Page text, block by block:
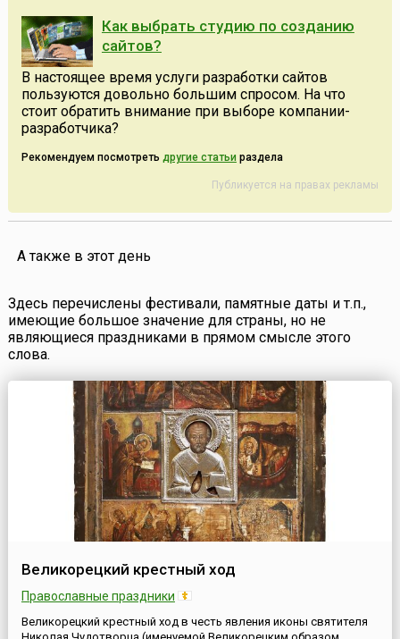
Как выбрать студию по созданию
сайтов?
В настоящее время услуги разработки сайтов
пользуются довольно большим спросом. На что
стоит обратить внимание при выборе компании-
разработчика?
Рекомендуем посмотреть другие статьи раздела
Публикуется на правах рекламы
А также в этот день
Здесь перечислены фестивали, памятные даты и т.п.,
имеющие большое значение для страны, но не
являющиеся праздниками в прямом смысле этого
слова.
Великорецкий крестный ход
Православные праздники
Великорецкий крестный ход в честь явления иконы святителя